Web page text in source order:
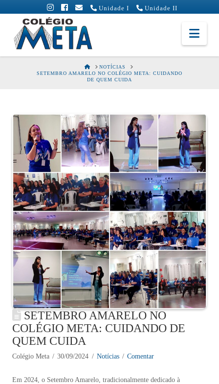
Unidade I Unidade II
Colégio
Meta
HOMENOTÍCIAS
SETEMBRO AMARELO NO COLÉGIO META: CUIDANDO
DE QUEM CUIDA
SETEMBRO AMARELO NO
COLÉGIO META: CUIDANDO DE
QUEM CUIDA
Colégio Meta 30/09/2024 Notícias Comentar
Em 2024, o Setembro Amarelo, tradicionalmente dedicado à